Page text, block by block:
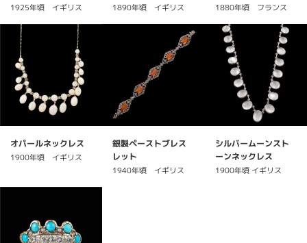
1925年頃 イギリス 1890年頃 イギリス 1880年頃 フランス
オパールネックレス
1900年頃 イギリス
銀製ペーストブレス
レット
1940年頃 イギリス
シルバームーンスト
ーンネックレス
1900年頃 イギリス